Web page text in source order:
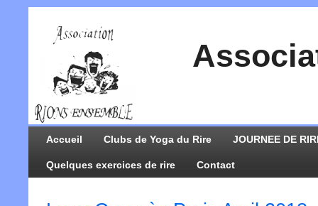
Accueil Clubs de Yoga du Rire JOURNEE DE
Quelques exercices de rire Contact